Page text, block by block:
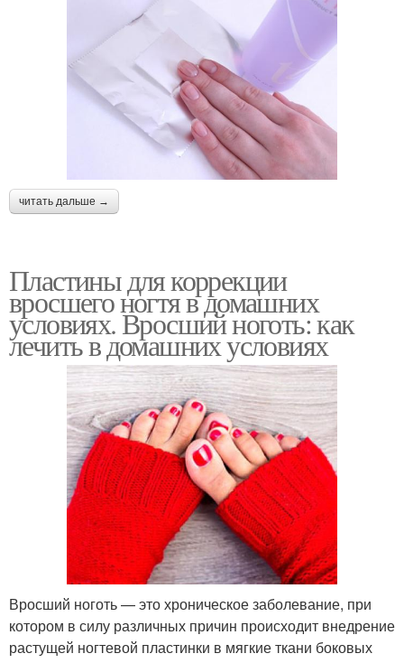
читать дальше →
Пластины для коррекции
вросшего ногтя в домашних
условиях. Вросший ноготь: как
лечить в домашних условиях
Вросший ноготь — это хроническое заболевание, при
котором в силу различных причин происходит внедрение
растущей ногтевой пластинки в мягкие ткани боковых